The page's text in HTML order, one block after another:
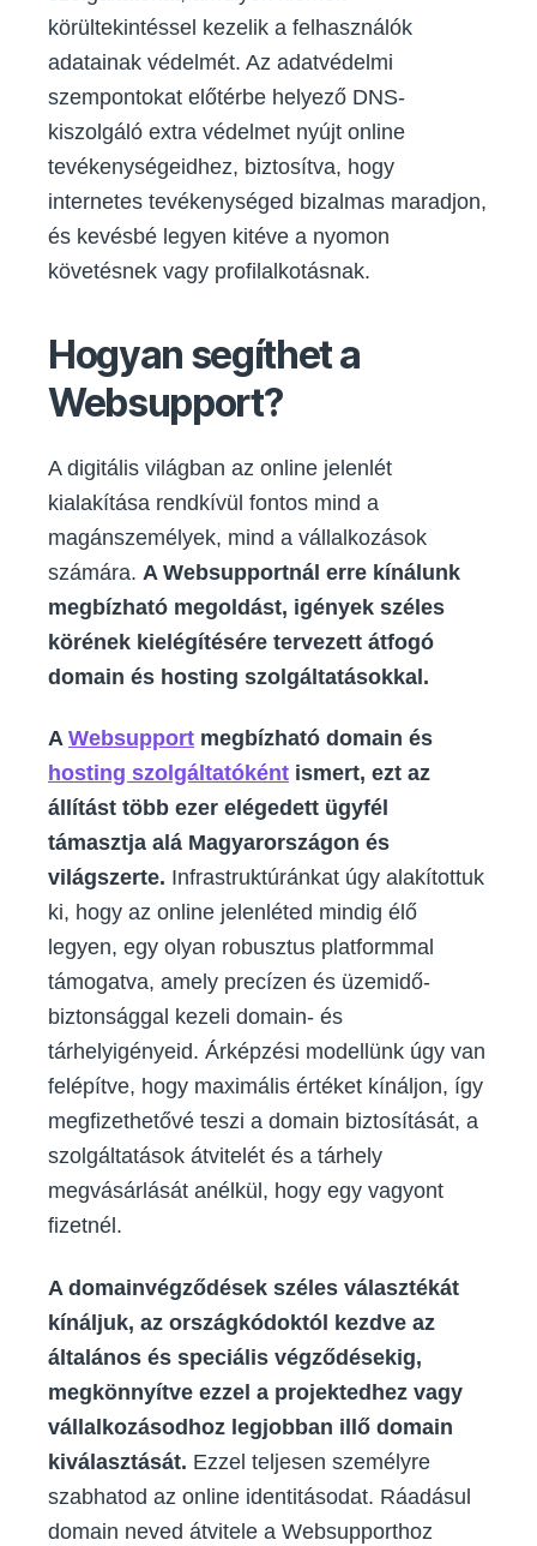
körültekintéssel kezelik a felhasználók
adatainak védelmét. Az adatvédelmi
szempontokat előtérbe helyező DNS-
kiszolgáló extra védelmet nyújt online
tevékenységeidhez, biztosítva, hogy
internetes tevékenységed bizalmas maradjon,
és kevésbé legyen kitéve a nyomon
követésnek vagy profilalkotásnak.
Hogyan segíthet a
Websupport?
A digitális világban az online jelenlét
kialakítása rendkívül fontos mind a
magánszemélyek, mind a vállalkozások
számára. A Websupportnál erre kínálunk
megbízható megoldást, igények széles
körének kielégítésére tervezett átfogó
domain és hosting szolgáltatásokkal.
A Websupport megbízható domain és
hosting szolgáltatóként ismert, ezt az
állítást több ezer elégedett ügyfél
támasztja alá Magyarországon és
világszerte. Infrastruktúránkat úgy alakítottuk
ki, hogy az online jelenléted mindig élő
legyen, egy olyan robusztus platformmal
támogatva, amely precízen és üzemidő-
biztonsággal kezeli domain- és
tárhelyigényeid. Árképzési modellünk úgy van
felépítve, hogy maximális értéket kínáljon, így
megfizethetővé teszi a domain biztosítását, a
szolgáltatások átvitelét és a tárhely
megvásárlását anélkül, hogy egy vagyont
fizetnél.
A domainvégződések széles választékát
kínáljuk, az országkódoktól kezdve az
általános és speciális végződésekig,
megkönnyítve ezzel a projektedhez vagy
vállalkozásodhoz legjobban illő domain
kiválasztását. Ezzel teljesen személyre
szabhatod az online identitásodat. Ráadásul
domain neved átvitele a Websupporthoz